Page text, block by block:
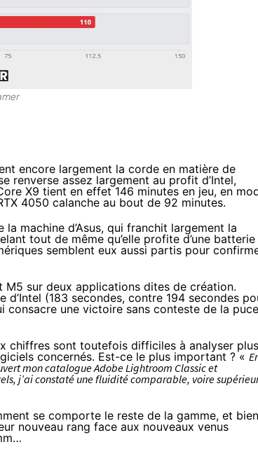
encore largement la corde en matière de
renverse assez largement au profit d’Intel,
X9 tient en effet 146 minutes en jeu, en
4050 calanche au bout de 92 minutes.
machine d’Asus, qui franchit largement la
tout de même qu’elle profite d’une batterie
semblent eux aussi partis pour
sur deux applications dites de création.
d’Intel (183 secondes, contre 194 secondes
consacre une victoire sans conteste de la puce
chiffres sont toutefois difficiles à analyser plus
concernés. Est-ce le plus important ? «
mon catalogue Adobe Lightroom Classic et
j’ai constaté une fluidité comparable, voire
se comporte le reste de la gamme, et bien
nouveau rang face aux nouveaux venus